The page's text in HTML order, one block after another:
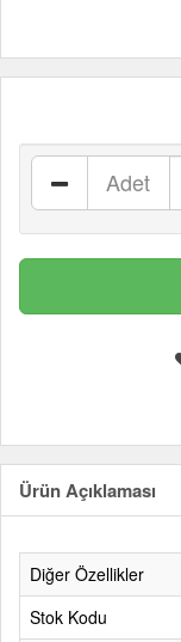
Adet
Ürün Açıklaması
Diğer Özellikler
Stok Kodu